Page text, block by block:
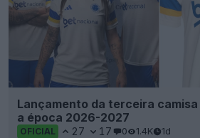
Lançamento da terceira
a época 2026-2027
OFICIAL 27 17 0 1.4K 1d